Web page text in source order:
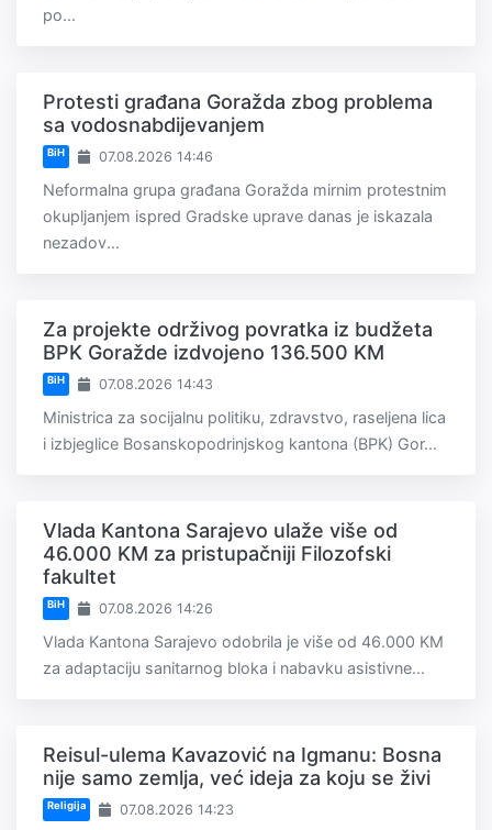
po...
Protesti građana Goražda zbog problema
sa vodosnabdijevanjem
BiH 07.08.2026 14:46
Neformalna grupa građana Goražda mirnim protestnim
okupljanjem ispred Gradske uprave danas je iskazala
nezadov...
Za projekte održivog povratka iz budžeta
BPK Goražde izdvojeno 136.500 KM
BiH 07.08.2026 14:43
Ministrica za socijalnu politiku, zdravstvo, raseljena lica
i izbjeglice Bosanskopodrinjskog kantona (BPK) Gor...
Vlada Kantona Sarajevo ulaže više od
46.000 KM za pristupačniji Filozofski
fakultet
BiH 07.08.2026 14:26
Vlada Kantona Sarajevo odobrila je više od 46.000 KM
za adaptaciju sanitarnog bloka i nabavku asistivne...
Reisul-ulema Kavazović na Igmanu: Bosna
nije samo zemlja, već ideja za koju se živi
Religija 07.08.2026 14:23